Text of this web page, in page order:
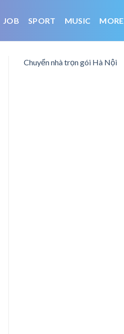
JOB SPORT MUSIC MORE
Chuyển nhà trọn gói Hà Nội